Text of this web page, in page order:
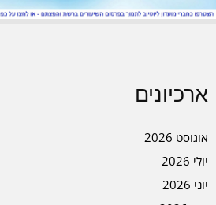
ארכיונים
אוגוסט 2026
יולי 2026
יוני 2026